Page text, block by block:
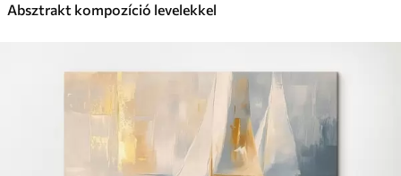
Absztrakt kompozíció levelekkel